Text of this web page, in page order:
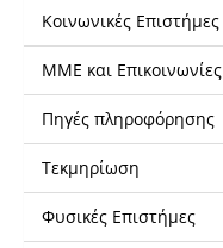
Κοινωνικές Επιστήμες
ΜΜΕ και Επικοινωνίες
Πηγές πληροφόρησης
Τεκμηρίωση
Φυσικές Επιστήμες